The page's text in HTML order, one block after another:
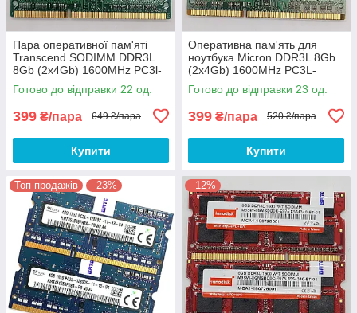
Пара оперативної пам'яті
Transcend SODIMM DDR3L
8Gb (2x4Gb) 1600MHz PC3l-
12800S 1R8 CL11
(TS512MSK64W6H) Б/В
Готово до відправки 22 од.
399 ₴/пара 649 ₴/пара
Купити
Оперативна пам'ять для
ноутбука Micron DDR3L 8Gb
(2x4Gb) 1600MHz PC3L-
12800S 1R8 CL11
(MT8KTF51264HZ-1G6N1) Б/
Готово до відправки 23 од.
399 ₴/пара 520 ₴/пара
Купити
Топ продажів –23% –12%